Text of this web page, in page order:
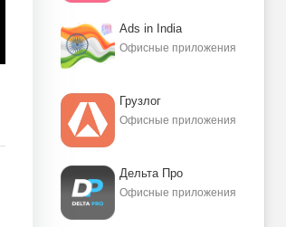
Ads in India
Офисные приложения
Грузлог
Офисные приложения
Дельта Про
Офисные приложения